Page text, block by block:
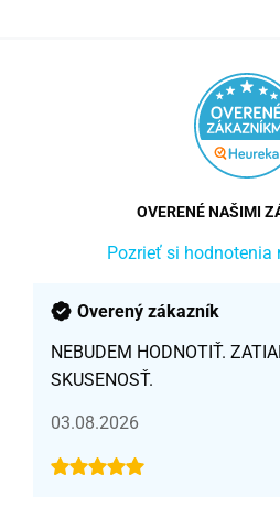
OVERENÉ NAŠIMI
Pozrieť si hodnotenia
Overený zákazník
NEBUDEM HODNOTIŤ.
SKUSENOSŤ.
03.08.2026